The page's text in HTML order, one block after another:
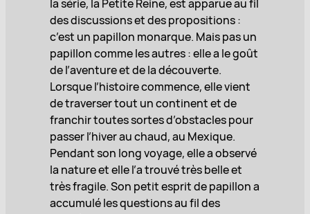
la série, la Petite Reine, est apparue au fil
des discussions et des propositions :
c’est un papillon monarque. Mais pas un
papillon comme les autres : elle a le goût
de l’aventure et de la découverte.
Lorsque l’histoire commence, elle vient
de traverser tout un continent et de
franchir toutes sortes d’obstacles pour
passer l’hiver au chaud, au Mexique.
Pendant son long voyage, elle a observé
la nature et elle l’a trouvé très belle et
très fragile. Son petit esprit de papillon a
accumulé les questions au fil des